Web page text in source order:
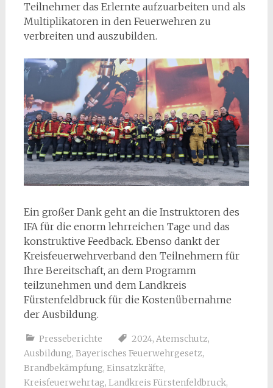
Teilnehmer das Erlernte aufzuarbeiten und als
Multiplikatoren in den Feuerwehren zu
verbreiten und auszubilden.
Ein großer Dank geht an die Instruktoren des
IFA für die enorm lehrreichen Tage und das
konstruktive Feedback. Ebenso dankt der
Kreisfeuerwehrverband den Teilnehmern für
Ihre Bereitschaft, an dem Programm
teilzunehmen und dem Landkreis
Fürstenfeldbruck für die Kostenübernahme
der Ausbildung.
Presseberichte 2024, Atemschutz,
Ausbildung, Bayerisches Feuerwehrgesetz,
Brandbekämpfung, Einsatzkräfte,
Kreisfeuerwehrtag, Landkreis Fürstenfeldbruck,